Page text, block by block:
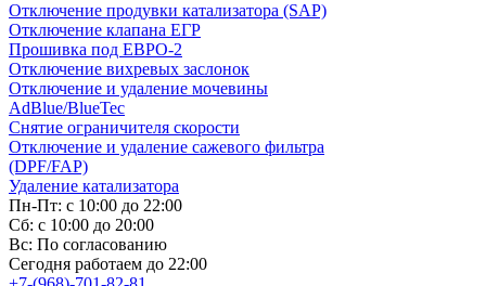
Отключение продувки катализатора (SAP)
Отключение клапана ЕГР
Прошивка под ЕВРО-2
Отключение вихревых заслонок
Отключение и удаление мочевины
AdBlue/BlueTec
Снятие ограничителя скорости
Отключение и удаление сажевого фильтра
(DPF/FAP)
Удаление катализатора
Пн-Пт: с 10:00 до 22:00
Сб: с 10:00 до 20:00
Вс: По согласованию
Сегодня работаем до 22:00